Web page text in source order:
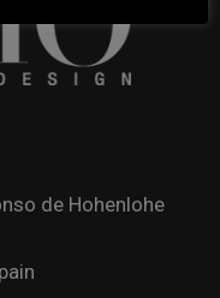
de Hohenlohe